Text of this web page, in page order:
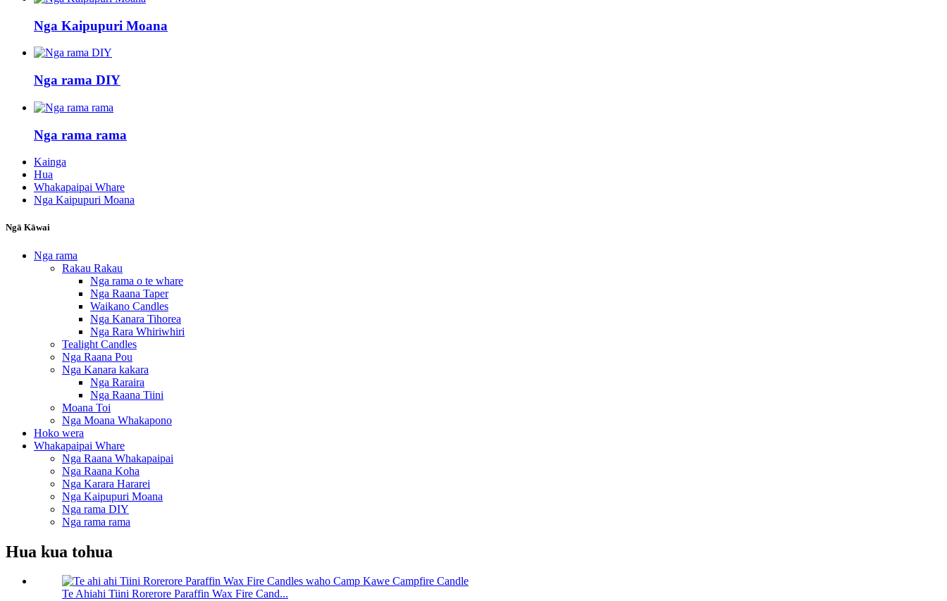
Nga Kaipupuri Moana
Nga rama DIY
Nga rama rama
Kainga
Hua
Whakapaipai Whare
Nga Kaipupuri Moana
Ngā Kāwai
Nga rama
Rakau Rakau
Nga rama o te whare
Nga Raana Taper
Waikano Candles
Nga Kanara Tihorea
Nga Rara Whiriwhiri
Tealight Candles
Nga Raana Pou
Nga Kanara kakara
Nga Raraira
Nga Raana Tiini
Moana Toi
Nga Moana Whakapono
Hoko wera
Whakapaipai Whare
Nga Raana Whakapaipai
Nga Raana Koha
Nga Karara Hararei
Nga Kaipupuri Moana
Nga rama DIY
Nga rama rama
Hua kua tohua
Te Ahiahi Tiini Rorerore Paraffin Wax Fire Cand...